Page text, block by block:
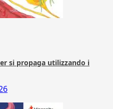
si propaga utilizzando i